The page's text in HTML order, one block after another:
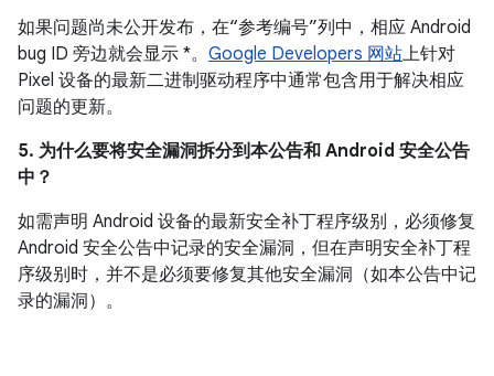
如果问题尚未公开发布，在“参考编号”列中，相应 Android
bug ID 旁边就会显示 *。 Google Developers 网站上针对
Pixel 设备的最新二进制驱动程序中通常包含用于解决相应
问题的更新。
5. 为什么要将安全漏洞拆分到本公告和 Android 安全公告
中？
如需声明 Android 设备的最新安全补丁程序级别，必须修复
Android 安全公告中记录的安全漏洞，但在声明安全补丁程
序级别时，并不是必须要修复其他安全漏洞（如本公告中记
录的漏洞）。